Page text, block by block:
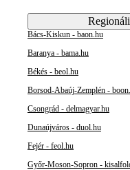
Bács-Kiskun - baon.hu
Baranya - bama.hu
Békés - beol.hu
Borsod-Abaúj-Zemplén -
Csongrád - delmagyar.hu
Dunaújváros - duol.hu
Fejér - feol.hu
Győr-Moson-Sopron -